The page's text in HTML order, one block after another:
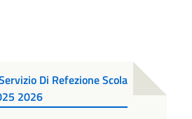
Di Refezione Scola
2026